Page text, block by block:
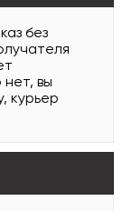
без
вы
курьер